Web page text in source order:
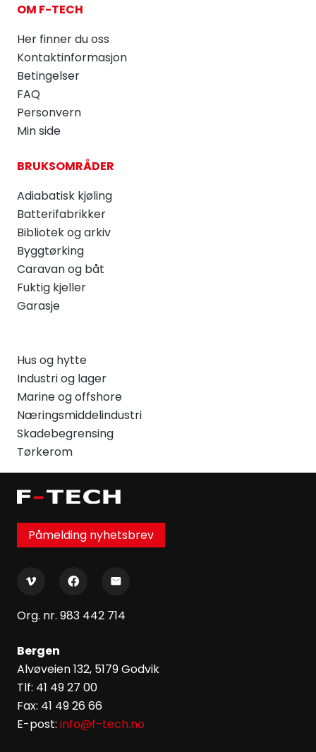
OM F-TECH
Her finner du oss
Kontaktinformasjon
Betingelser
FAQ
Personvern
Min side
BRUKSOMRÅDER
Adiabatisk kjøling
Batterifabrikker
Bibliotek og arkiv
Byggtørking
Caravan og båt
Fuktig kjeller
Garasje
Hus og hytte
Industri og lager
Marine og offshore
Næringsmiddelindustri
Skadebegrensing
Tørkerom
Påmelding nyhetsbrev
Org. nr. 983 442 714
Bergen
Alvøveien 132, 5179 Godvik
Tlf: 41 49 27 00
Fax: 41 49 26 66
E-post: info@f-tech.no